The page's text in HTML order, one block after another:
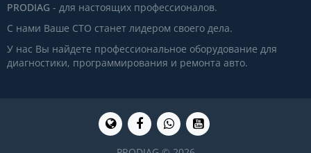
PRODIAG - для настоящих профессионалов.
С нами Ваше СТО станет лидером своего дела.
У нас Вы найдете профессиональное оборудование для
диагностики, программирования и ремонта авто.